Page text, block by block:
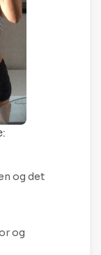
og det
og